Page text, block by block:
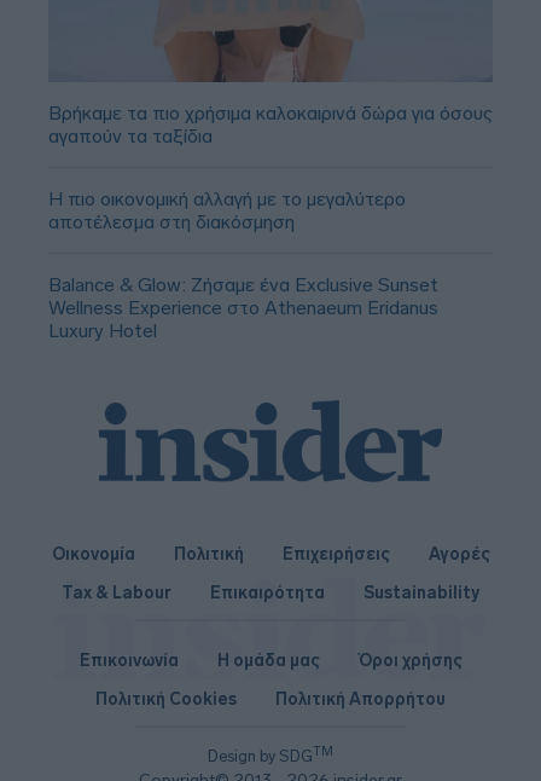
Βρήκαμε τα πιο χρήσιμα καλοκαιρινά δώρα για όσους
αγαπούν τα ταξίδια
Η πιο οικονομική αλλαγή με το μεγαλύτερο
αποτέλεσμα στη διακόσμηση
Balance & Glow: Ζήσαμε ένα Exclusive Sunset
Wellness Experience στο Athenaeum Eridanus
Luxury Hotel
Οικονομία Πολιτική Επιχειρήσεις
Αγορές
Tax & Labour
Επικαιρότητα Sustainability
Design by SDGTM
Επικοινωνία Η ομάδα μας
Όροι χρήσης
Πολιτική Cookies
Πολιτική Απορρήτου